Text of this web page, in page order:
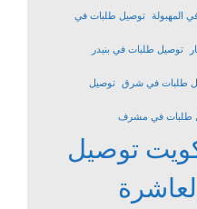
المهبولة توصيل طلبات في
توصيل طلبات في بنيدر
طلبات في شرق توصيل
طلبات في مشرف
توصيل